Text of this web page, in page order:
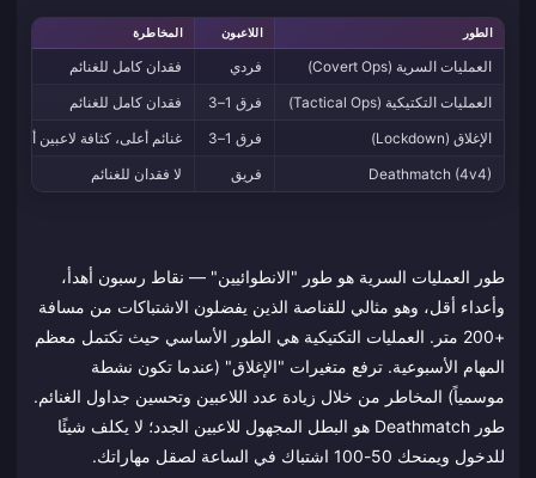
الطور اللاعبون المخاطرة
العمليات السرية (Covert Ops) فردي
فقدان كامل للغنائم
العمليات التكتيكية (Tactical Ops)
فرق 1–3
فقدان كامل للغنائم
الإغلاق (Lockdown)
فرق 1–3
غنائم أعلى، كثافة لاعبين أعلى
Deathmatch (4v4)
فريق لا فقدان للغنائم
طور العمليات السرية هو طور "الانطوائيين" — نقاط رسبون أهدأ،
وأعداء أقل، وهو مثالي للقناصة الذين يفضلون الاشتباكات من مسافة
+200 متر. العمليات التكتيكية هي الطور الأساسي حيث تكتمل معظم
المهام الأسبوعية. ترفع متغيرات "الإغلاق" (عندما تكون نشطة
موسمياً) المخاطر من خلال زيادة عدد اللاعبين وتحسين جداول الغنائم.
طور Deathmatch هو البطل المجهول للاعبين الجدد؛ لا يكلف شيئًا
للدخول ويمنحك 50-100 اشتباك في الساعة لصقل مهاراتك.